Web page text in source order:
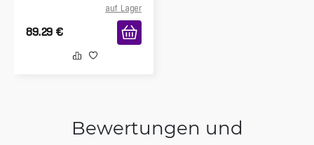
auf Lager
89.29 €
Bewertungen und